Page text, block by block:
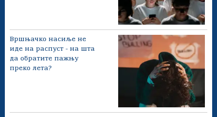
Вршњачко насиље не
иде на распуст - на шта
да обратите пажњу
преко лета?